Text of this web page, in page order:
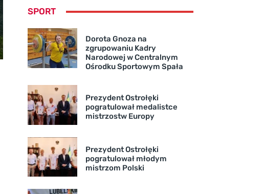
SPORT
Dorota Gnoza na
zgrupowaniu Kadry
Narodowej w Centralnym
Ośrodku Sportowym Spała
Prezydent Ostrołęki
pogratulował medalistce
mistrzostw Europy
Prezydent Ostrołęki
pogratulował młodym
mistrzom Polski